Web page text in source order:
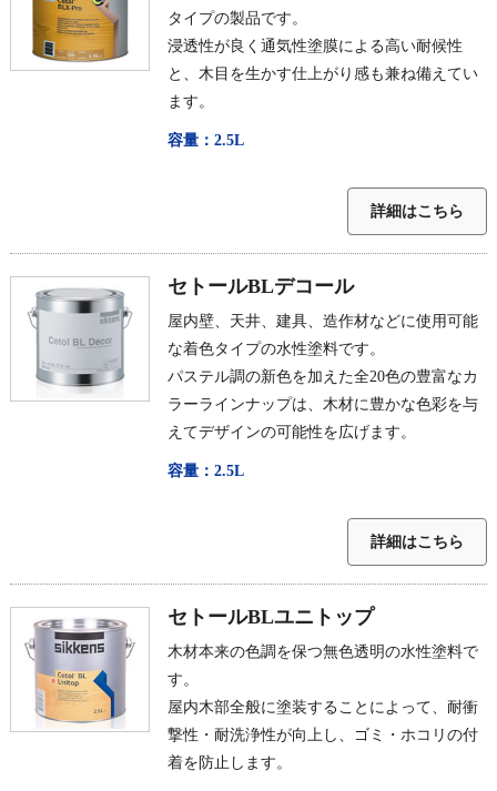
タイプの製品です。
浸透性が良く通気性塗膜による高い耐候性
と、木目を生かす仕上がり感も兼ね備えてい
ます。
容量：2.5L
詳細はこちら
セトールBLデコール
屋内壁、天井、建具、造作材などに使用可能
な着色タイプの水性塗料です。
パステル調の新色を加えた全20色の豊富なカ
ラーラインナップは、木材に豊かな色彩を与
えてデザインの可能性を広げます。
容量：2.5L
詳細はこちら
セトールBLユニトップ
木材本来の色調を保つ無色透明の水性塗料で
す。
屋内木部全般に塗装することによって、耐衝
撃性・耐洗浄性が向上し、ゴミ・ホコリの付
着を防止します。